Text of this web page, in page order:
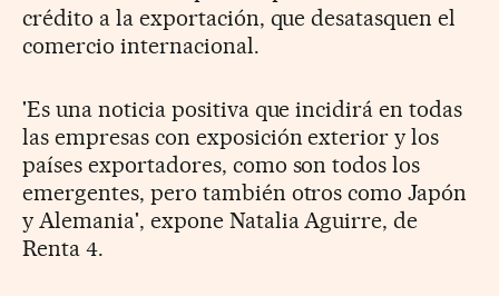
crédito a la exportación, que desatasquen el
comercio internacional.
'Es una noticia positiva que incidirá en todas
las empresas con exposición exterior y los
países exportadores, como son todos los
emergentes, pero también otros como Japón
y Alemania', expone Natalia Aguirre, de
Renta 4.